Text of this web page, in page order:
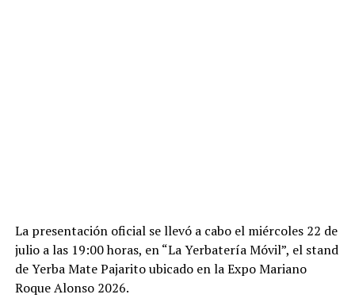
La presentación oficial se llevó a cabo el miércoles 22 de
julio a las 19:00 horas, en “La Yerbatería Móvil”, el stand
de Yerba Mate Pajarito ubicado en la Expo Mariano
Roque Alonso 2026.